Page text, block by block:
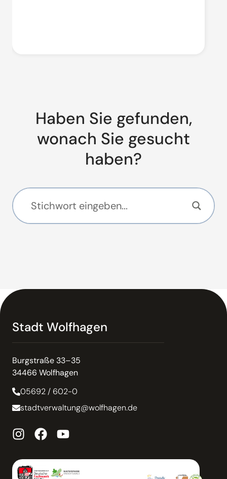
Haben Sie gefunden,
wonach Sie gesucht
haben?
Stadt Wolfhagen
Burgstraße 33–35
34466 Wolfhagen
05692 / 602-0
stadtverwaltung@wolfhagen.de